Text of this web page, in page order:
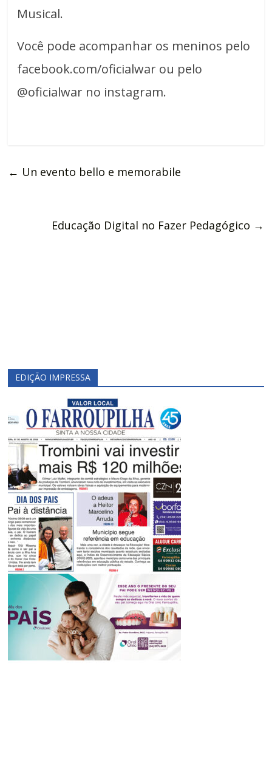
Musical.
Você pode acompanhar os meninos pelo
facebook.com/oficialwar ou pelo
@oficialwar no instagram.
← Un evento bello e memorabile
Educação Digital no Fazer Pedagógico →
EDIÇÃO IMPRESSA